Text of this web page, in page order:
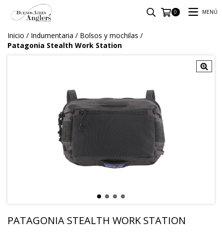
0 MENÚ
Inicio / Indumentaria / Bolsos y mochilas /
Patagonia Stealth Work Station
PATAGONIA STEALTH WORK STATION